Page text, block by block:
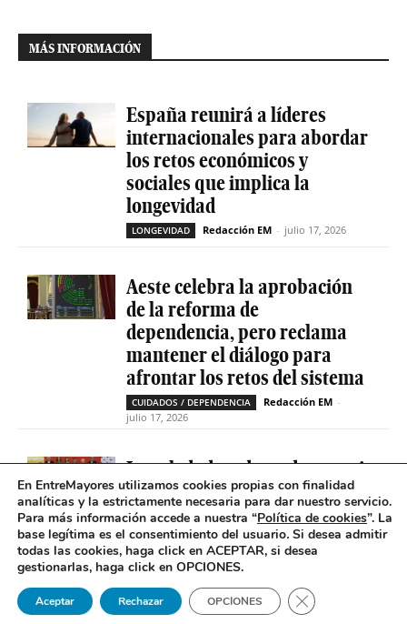
MÁS INFORMACIÓN
España reunirá a líderes
internacionales para abordar
los retos económicos y
sociales que implica la
longevidad
LONGEVIDAD Redacción EM - julio 17, 2026
Aeste celebra la aprobación
de la reforma de
dependencia, pero reclama
mantener el diálogo para
afrontar los retos del sistema
CUIDADOS / DEPENDENCIA Redacción EM -
julio 17, 2026
La soledad no deseada es casi
cinco veces superior entre
personas que tienen
problemas de salud mental
SOLEDAD NO DESEADA Redacción EM
En EntreMayores utilizamos cookies propias con finalidad
analíticas y la estrictamente necesaria para dar nuestro servicio.
Para más información accede a nuestra “Política de cookies”. La
base legítima es el consentimiento del usuario. Si desea admitir
todas las cookies, haga click en ACEPTAR, si desea
gestionarlas, haga click en OPCIONES.
Aceptar Rechazar OPCIONES Cerrar el banner